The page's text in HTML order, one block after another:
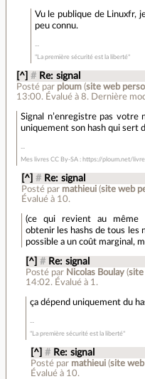
Vu le publique de Linuxfr,
peu connu.
"La première sécurité est la liberté"
[^] # Re: signal
Posté par ploum (site web
13:00. Évalué à8. Dernière
Signal n’enregistre pas votre
uniquement son hash qui sert
Mes livres CC By-SA : https://ploum.net/
[^] # Re: signal
Posté par mathieui(site web
Évalué à 10.
(ce qui revient au même
obtenir les hashs de tous les
possible a un coût marginal,
[^] # Re: signal
Posté par Nicolas Boulay (site
14:02. Évalué à 1.
ça dépend uniquement du
"La première sécurité est la liberté"
[^] # Re: signal
Posté par mathieui(site web
Évalué à 10.